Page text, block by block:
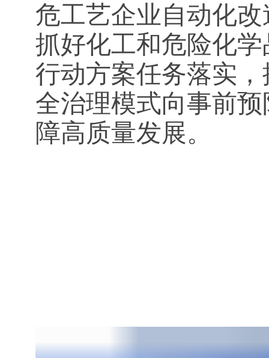
危工艺企业自动化
抓好化工和危险化
行动方案任务落实
全治理模式向事前
障高质量发展。